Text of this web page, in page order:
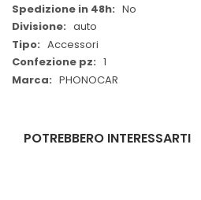
No
auto
Accessori
1
PHONOCAR
POTREBBERO INTERESSARTI